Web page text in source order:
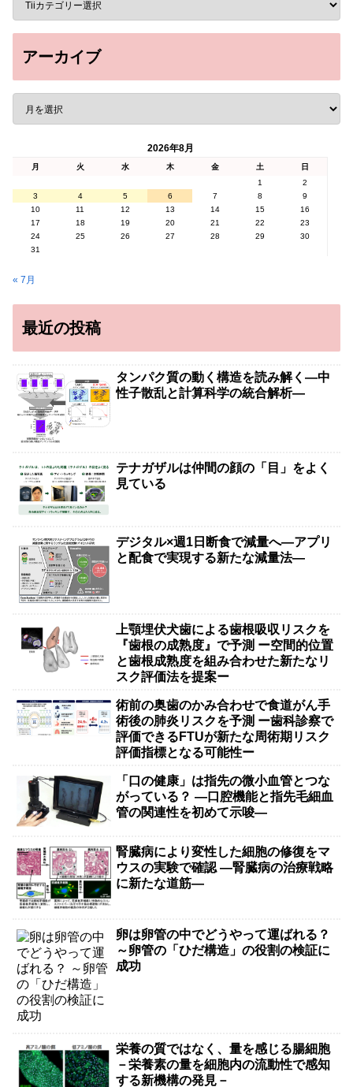
アーカイブ
2026年8月
月 火 水 木 金 土
日
1
2
3
4 5 6 7 8
9
10
11 12 13 14 15
16
17
18 19 20 21 22
23
24
25 26 27 28 29
30
31
« 7月
最近の投稿
タンパク質の動く構造を読み解く―中
性子散乱と計算科学の統合解析―
テナガザルは仲間の顔の「目」をよく
見ている
デジタル×週1日断食で減量へ―アプリ
と配食で実現する新たな減量法―
上顎埋伏犬歯による歯根吸収リスクを
『歯根の成熟度』で予測 ー空間的位置
と歯根成熟度を組み合わせた新たなリ
スク評価法を提案ー
術前の奥歯のかみ合わせで食道がん手
術後の肺炎リスクを予測 ー歯科診察で
評価できるFTUが新たな周術期リスク
評価指標となる可能性ー
「口の健康」は指先の微小血管とつな
がっている？ ―口腔機能と指先毛細血
管の関連性を初めて示唆―
腎臓病により変性した細胞の修復をマ
ウスの実験で確認 ―腎臓病の治療戦略
に新たな道筋―
卵は卵管の中でどうやって運ばれる？
～卵管の「ひだ構造」の役割の検証に
成功
栄養の質ではなく、量を感じる腸細胞
－栄養素の量を細胞内の流動性で感知
する新機構の発見－